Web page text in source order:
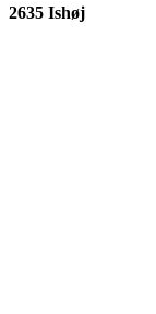
2635 Ishøj